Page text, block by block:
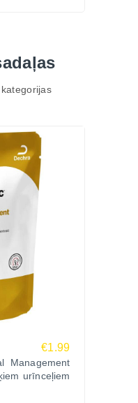
€1.99
Management
urīnceļiem